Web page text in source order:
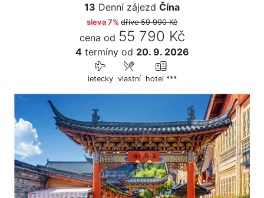
13 Denní zájezd Čína
sleva 7% dříve59 990 Kč
cena od 55 790 Kč
4termínyod 20. 9. 2026
letecky vlastní hotel ***